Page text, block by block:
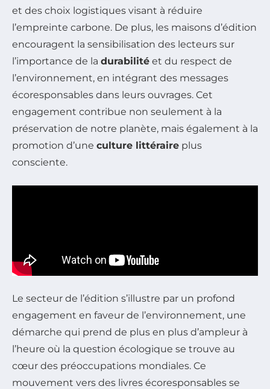
et des choix logistiques visant à réduire
l’empreinte carbone. De plus, les maisons d’édition
encouragent la sensibilisation des lecteurs sur
l’importance de la durabilité et du respect de
l’environnement, en intégrant des messages
écoresponsables dans leurs ouvrages. Cet
engagement contribue non seulement à la
préservation de notre planète, mais également à la
promotion d’une culture littéraire plus
consciente.
Le secteur de l’édition s’illustre par un profond
engagement en faveur de l’environnement, une
démarche qui prend de plus en plus d’ampleur à
l’heure où la question écologique se trouve au
cœur des préoccupations mondiales. Ce
mouvement vers des livres écoresponsables se